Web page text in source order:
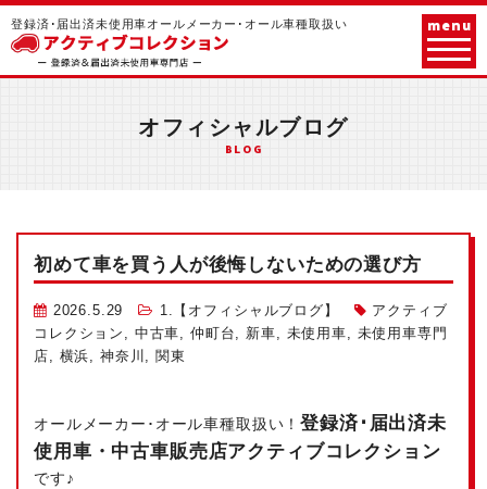
登録済･届出済未使用車オールメーカー･オール車種取扱い menu
オフィシャルブログ
BLOG
初めて車を買う人が後悔しないための選び方
2026.5.29 1.【オフィシャルブログ】
アクティブ
コレクション , 中古車, 仲町台, 新車, 未使用車, 未使用車専門
店 , 横浜, 神奈川 , 関東
オールメーカー･オール車種取扱い！登録済･届出済未
使用車・中古車販売店アクティブコレクション
です♪